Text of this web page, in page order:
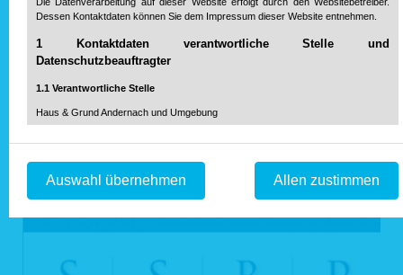
Ein starkes Team für Haus & Grund Andernach: Josef Helf
(Rechnungsprüfer), Guido Noviyanti (Vorsitzender), Gerhard
Hüßner (Schatzmeister) und Klaus Wegscheid (Beisitzer).
Dessen Kontaktdaten können Sie dem Impressum dieser Website entnehmen.
1 Kontaktdaten verantwortliche Stelle und
Datenschutzbeauftragter
1.1 Verantwortliche Stelle
Haus & Grund Andernach und Umgebung
Eisengasse 6
56626 Andernach
Telefon: 0 26 32 / 98 98 85
Mail:info@hausundgrund-andernach.de
Der Datenschutzbeauftragte (soweit gesetzlich vorgeschrieben) bzw. der
Auswahl übernehmen Allen zustimmen